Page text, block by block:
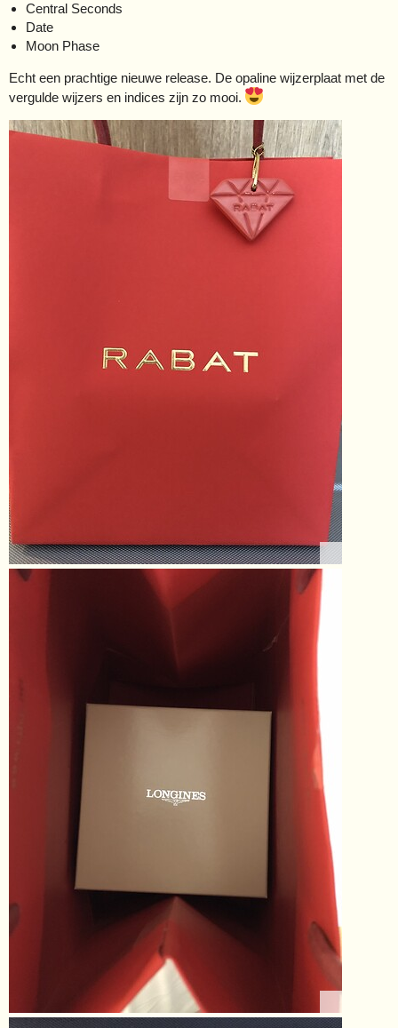
Central Seconds
Date
Moon Phase
Echt een prachtige nieuwe release. De opaline wijzerplaat met de
vergulde wijzers en indices zijn zo mooi.